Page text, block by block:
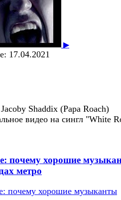
▶
17.04.2021
Shaddix (Papa Roach)
видео на сингл "White
почему хорошие
метро